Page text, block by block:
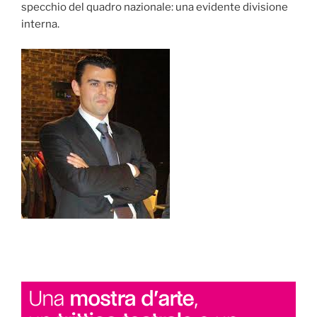
specchio del quadro nazionale: unaevidente divisione
interna.